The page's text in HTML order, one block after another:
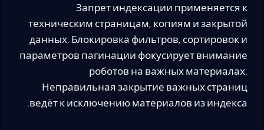
Запрет индексации применяется к
техническим страницам, копиям и закрытой
данных. Блокировка фильтров, сортировок и
параметров пагинации фокусирует внимание
роботов на важных материалах.
Неправильная закрытие важных страниц
ведёт к исключению материалов из индекса.